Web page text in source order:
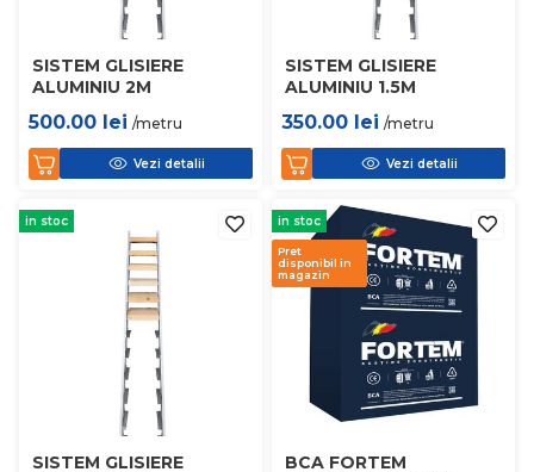
SISTEM GLISIERE
ALUMINIU 2M
500.00 lei /metru
Vezi detalii
SISTEM GLISIERE
ALUMINIU 1.5M
350.00 lei /metru
Vezi detalii
in stoc
SISTEM GLISIERE
in stoc
Pret
disponibil in
magazin
BCA FORTEM